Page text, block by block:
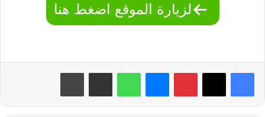
لزيارة الموقع اضغط هنا
بينتيريست واتساب